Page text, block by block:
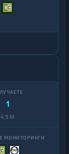
1
4,9 M